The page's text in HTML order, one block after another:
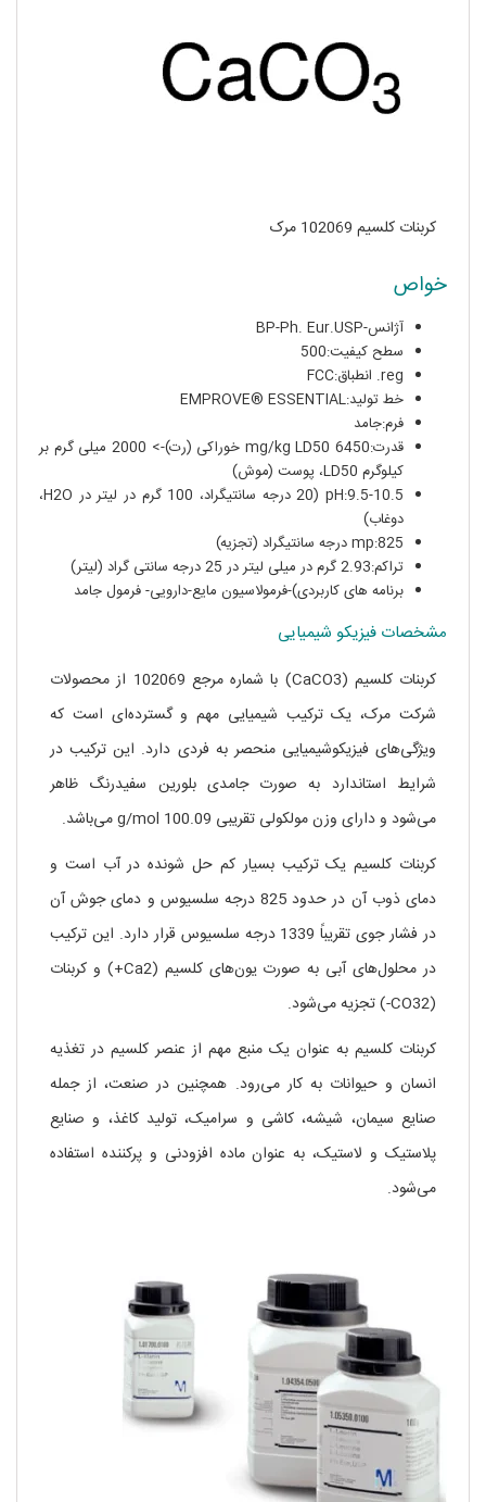
کربنات کلسیم 102069 مرک
خواص
آژانس-BP-Ph. Eur.USP
سطح کیفیت:500
reg. انطباق:FCC
خط تولید:EMPROVE® ESSENTIAL
فرم:جامد
قدرت:6450 mg/kg LD50 خوراکی (رت)-> 2000 میلی گرم بر
کیلوگرم LD50، پوست (موش)
pH:9.5-10.5 (20 درجه سانتیگراد، 100 گرم در لیتر در H2O،
دوغاب)
mp:825 درجه سانتیگراد (تجزیه)
تراکم:2.93 گرم در میلی لیتر در 25 درجه سانتی گراد (لیتر)
برنامه های کاربردی)-فرمولاسیون مایع-دارویی- فرمول جامد
مشخصات فیزیکو شیمیایی
کربنات کلسیم (CaCO3) با شماره مرجع 102069 از محصولات
شرکت مرک، یک ترکیب شیمیایی مهم و گسترده‌ای است که
ویژگی‌های فیزیکوشیمیایی منحصر به فردی دارد. این ترکیب در
شرایط استاندارد به صورت جامدی بلورین سفیدرنگ ظاهر
می‌شود و دارای وزن مولکولی تقریبی 100.09 g/mol می‌باشد.
کربنات کلسیم یک ترکیب بسیار کم حل شونده در آب است و
دمای ذوب آن در حدود 825 درجه سلسیوس و دمای جوش آن
در فشار جوی تقریباً 1339 درجه سلسیوس قرار دارد. این ترکیب
در محلول‌های آبی به صورت یون‌های کلسیم (Ca2+) و کربنات
(CO32-) تجزیه می‌شود.
کربنات کلسیم به عنوان یک منبع مهم از عنصر کلسیم در تغذیه
انسان و حیوانات به کار می‌رود. همچنین در صنعت، از جمله
صنایع سیمان، شیشه، کاشی و سرامیک، تولید کاغذ، و صنایع
پلاستیک و لاستیک، به عنوان ماده افزودنی و پرکننده استفاده
می‌شود.